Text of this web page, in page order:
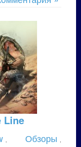
Line
Обзоры